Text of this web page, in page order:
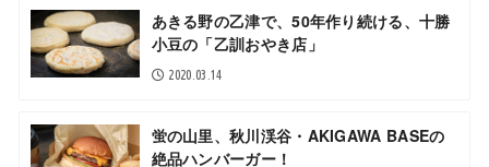
あきる野の乙津で、50年作り続ける、十勝
小豆の「乙訓おやき店」
2020.03.14
蛍の山里、秋川渓谷・AKIGAWA BASEの
絶品ハンバーガー！